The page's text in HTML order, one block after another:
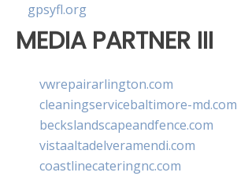
gpsyfl.org
MEDIA PARTNER III
vwrepairarlington.com
cleaningservicebaltimore-md.com
beckslandscapeandfence.com
vistaaltadelveramendi.com
coastlinecateringnc.com